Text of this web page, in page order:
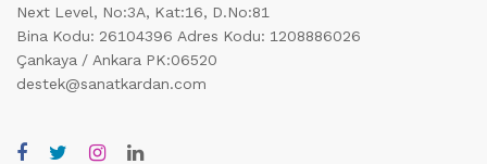
Next Level, No:3A, Kat:16, D.No:81
Bina Kodu: 26104396 Adres Kodu: 1208886026
Çankaya / Ankara PK:06520
destek@sanatkardan.com